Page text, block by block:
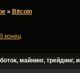
» Bitсoin
В конец
майнинг, трейдинг,